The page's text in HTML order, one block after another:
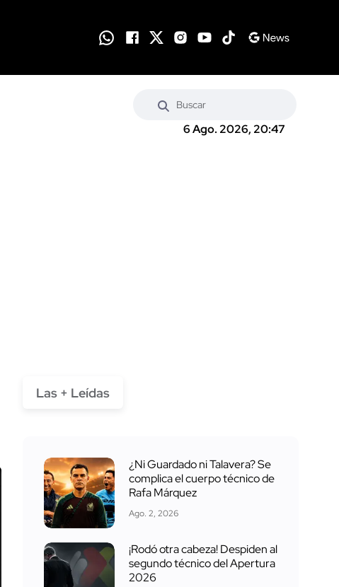
6 Ago. 2026, 20:47
Las + Leídas
¿Ni Guardado ni Talavera? Se
complica el cuerpo técnico de
Rafa Márquez
Ago. 2, 2026
¡Rodó otra cabeza! Despiden al
segundo técnico del Apertura
2026